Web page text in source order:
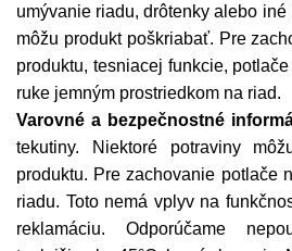
umývanie riadu, drôtenky alebo iné
môžu produkt poškriabať. Pre
produktu, tesniacej funkcie,
ruke jemným prostriedkom na riad.
Varovné a bezpečnostné
tekutiny. Niektoré potraviny
produktu. Pre zachovanie potlače
riadu. Toto nemá vplyv na
reklamáciu. Odporúčame